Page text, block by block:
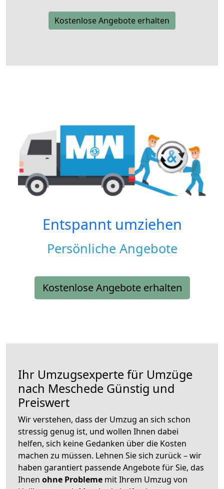
Kostenlose Angebote erhalten
Entspannt umziehen
Persönliche Angebote
Kostenlose Angebote erhalten
Ihr Umzugsexperte für Umzüge
nach Meschede Günstig und
Preiswert
Wir verstehen, dass der Umzug an sich schon
stressig genug ist, und wollen Ihnen dabei
helfen, sich keine Gedanken über die Kosten
machen zu müssen. Lehnen Sie sich zurück – wir
haben garantiert passende Angebote für Sie, das
Ihnen ohne Probleme mit Ihrem Umzug von